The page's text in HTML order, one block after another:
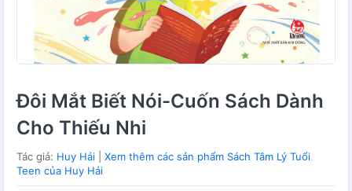
Đôi Mắt Biết Nói-Cuốn Sách Dành
Cho Thiếu Nhi
Tác giả: Huy Hải
Xem thêm các sản phẩm Sách Tâm Lý Tuổi
Teen của Huy Hải